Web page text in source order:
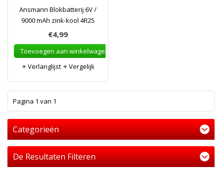
Ansmann Blokbatterij 6V /
9000 mAh zink-kool 4R25
€4,99
Toevoegen aan winkelwagen
Verlanglijst
Vergelijk
Pagina 1 van 1
Categorieën
De Resultaten Filteren